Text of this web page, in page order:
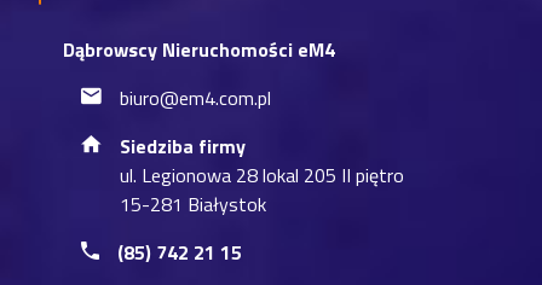
Dąbrowscy Nieruchomości eM4
biuro@em4.com.pl
Siedziba firmy
ul. Legionowa 28 lokal 205 II piętro
15-281 Białystok
(85) 742 21 15